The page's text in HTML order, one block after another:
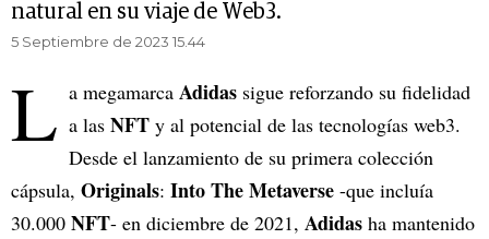
natural en su viaje de Web3.
5 Septiembre de 2023 15.44
L a megamarca Adidas sigue reforzando su fidelidad
a las NFT y al potencial de las tecnologías web3.
Desde el lanzamiento de su primera colección
cápsula, Originals: IntoThe Metaverse -que incluía
30.000 NFT- en diciembre de 2021, Adidas ha mantenido